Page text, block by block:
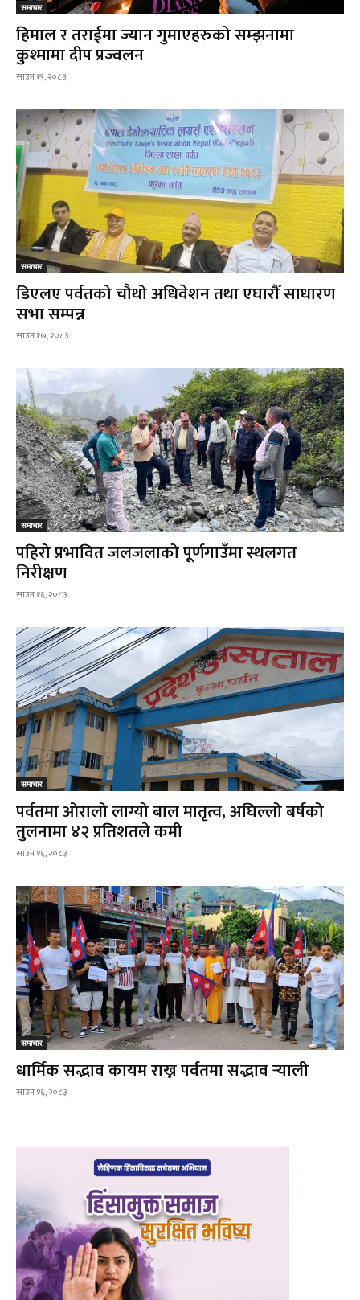
समाचार
हिमाल र तराईमा ज्यान गुमाएहरुको सम्झनामा
कुश्मामा दीप प्रज्वलन
साउन १९, २०८३
समाचार
डिएलए पर्वतको चौथो अधिवेशन तथा एघारौँ साधारण
सभा सम्पन्न
साउन १७, २०८३
समाचार
पहिरो प्रभावित जलजलाको पूर्णगाउँमा स्थलगत
निरीक्षण
साउन १६, २०८३
समाचार
पर्वतमा ओरालो लाग्यो बाल मातृत्व, अघिल्लो बर्षको
तुलनामा ४२ प्रतिशतले कमी
साउन १६, २०८३
समाचार
धार्मिक सद्भाव कायम राख्न पर्वतमा सद्भाव र्‍याली
साउन १६, २०८३